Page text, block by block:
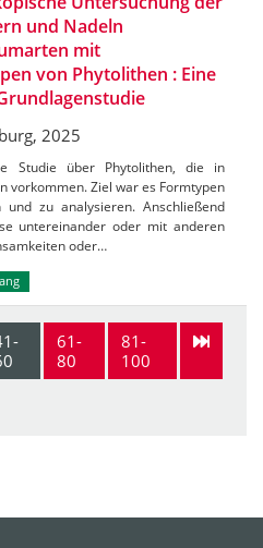
und Nadeln
mit
von Phytolithen : Eine
2025
Studie über Phytolithen, die in
vorkommen. Ziel war es Formtypen
zu analysieren. Anschließend
untereinander oder mit anderen
oder…
61-
80
81-
100